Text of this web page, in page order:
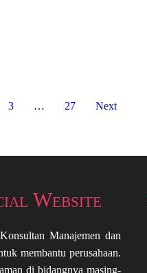
3 … 27 Next
Website
Manajemen dan
membantu perusahaan.
di bidangnya masing-